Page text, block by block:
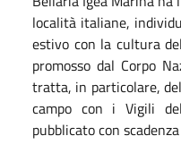
località italiane,
estivo con la cultura
promosso dal Corpo
tratta, in particolare,
campo con i Vigili
pubblicato con